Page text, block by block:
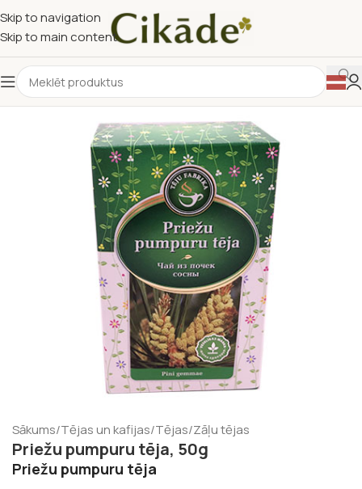
Skip to navigation
Skip to main content
Sākums/Tējas un kafijas/Tējas/Zāļu tējas
Priežu pumpuru tēja, 50g
Priežu pumpuru tēja